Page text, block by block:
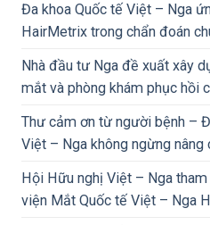
Đa khoa Quốc tế Việt – Nga
HairMetrix trong chẩn đoán
Nhà đầu tư Nga đề xuất xây
mắt và phòng khám phục hồi
Thư cảm ơn từ người bệnh –
Việt – Nga không ngừng
Hội Hữu nghị Việt – Nga
viện Mắt Quốc tế Việt – Nga